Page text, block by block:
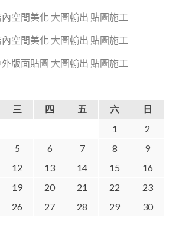
空間美化 大圖輸出 貼圖施工
空間美化 大圖輸出 貼圖施工
版面貼圖 大圖輸出 貼圖施工
三 四 五 六
日
1
2
5 6 7 8
9
12 13 14 15
16
19 20 21 22
23
26 27 28 29
30